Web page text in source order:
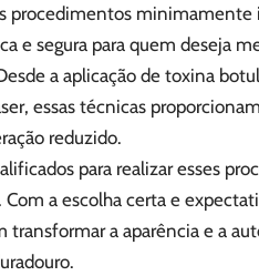
procedimentos minimamente
e segura para quem deseja
a aplicação de toxina
essas técnicas
reduzido.
para realizar esses
a escolha certa e
a aparência e a